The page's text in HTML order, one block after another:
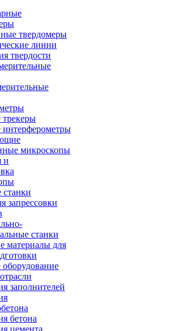
твердомеры
линии
твердости
трекеры
интерферометры
микроскопы
и
запрессовки
станки
материалы для
заполнителей
бетона
цемента